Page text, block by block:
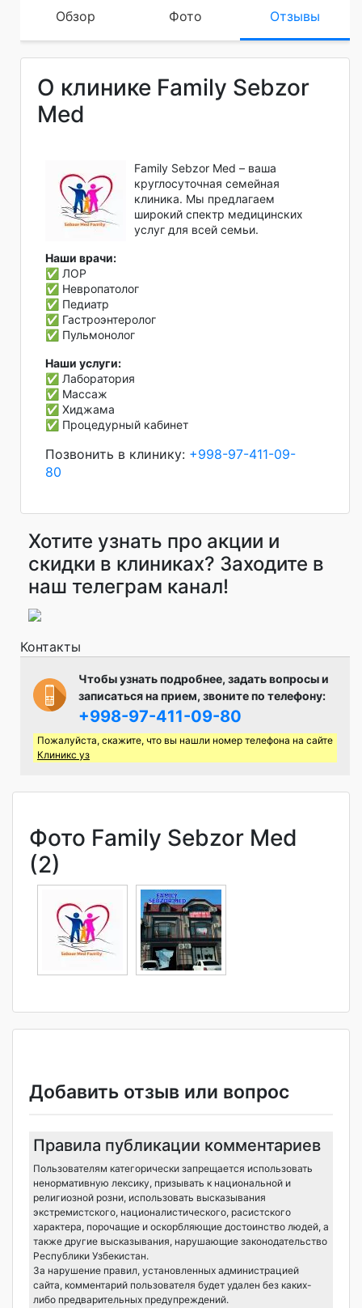
Обзор Фото Отзывы
О клинике Family Sebzor
Med
Family Sebzor Med – ваша
круглосуточная семейная
клиника. Мы предлагаем
широкий спектр медицинских
услуг для всей семьи.
Наши врачи:
✅ ЛОР
✅ Невропатолог
✅ Педиатр
✅ Гастроэнтеролог
✅ Пульмонолог
Наши услуги:
✅ Лаборатория
✅ Массаж
✅ Хиджама
✅ Процедурный кабинет
Позвонить в клинику: +998-97-411-09-
80
Хотите узнать про акции и
скидки в клиниках? Заходите в
наш телеграм канал!
Контакты
Чтобы узнать подробнее, задать вопросы и
записаться на прием, звоните по телефону:
+998-97-411-09-80
Пожалуйста, скажите, что вы нашли номер телефона на сайте
Клиникс уз
Фото Family Sebzor Med
(2)
Добавить отзыв или вопрос
Правила публикации комментариев
Пользователям категорически запрещается использовать
ненормативную лексику, призывать к национальной и
религиозной розни, использовать высказывания
экстремистского, националистического, расистского
характера, порочащие и оскорбляющие достоинство людей, а
также другие высказывания, нарушающие законодательство
Республики Узбекистан.
За нарушение правил, установленных администрацией
сайта, комментарий пользователя будет удален без каких-
либо предварительных предупреждений.